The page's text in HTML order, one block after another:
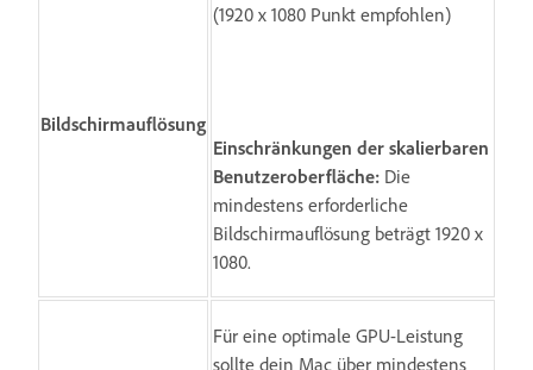
Bildschirmauflösung
(1920 x 1080 Punkt empfohlen)
Einschränkungen der skalierbaren
Benutzeroberfläche: Die
mindestens erforderliche
Bildschirmauflösung beträgt 1920 x
1080.
Für eine optimale GPU-Leistung
sollte dein Mac über mindestens